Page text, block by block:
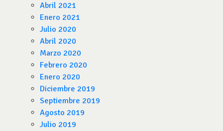
Abril 2021
Enero 2021
Julio 2020
Abril 2020
Marzo 2020
Febrero 2020
Enero 2020
Diciembre 2019
Septiembre 2019
Agosto 2019
Julio 2019